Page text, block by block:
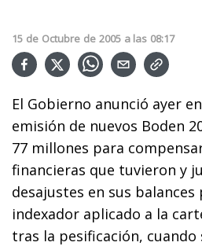
15 de Octubre de 2005 a las 08:17
El Gobierno anunció ayer
emisión de nuevos Boden
77 millones para
financieras que tuvieron y
desajustes en sus
indexador aplicado a la
tras la pesificación, cuando